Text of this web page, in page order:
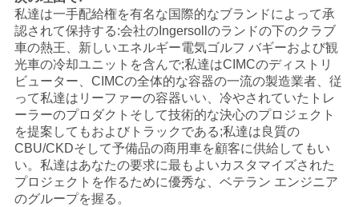
シ
ー
ポ
リ
シ
ー
私達は一手配給権を有名な国際的なブランドによって承
認されて保持する:会社のIngersollのランドの下のクラブ
車の熱王、新しいエネルギー電気ゴルフ バギーおよび観
光車の冷却ユニットを含んで;私達はCIMCのディストリ
ビューター、CIMCの全体的な容器の一流の製造業者、従
って私達はリーファーの容器いい、冷やされていたトレ
ーラーのプロダクトそして技術的な決心のプロジェクト
を提案してもおよびトラックである;私達は良質の
CBU/CKDそして予備品の商用車を顧客に供給してもい
い。 私達はあなたの要求に最もよいカスタマイズされた
プロジェクトを作るために優秀な、ベテラン エンジニア
のグループを握る。